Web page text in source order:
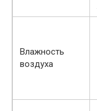
Влажность
воздуха